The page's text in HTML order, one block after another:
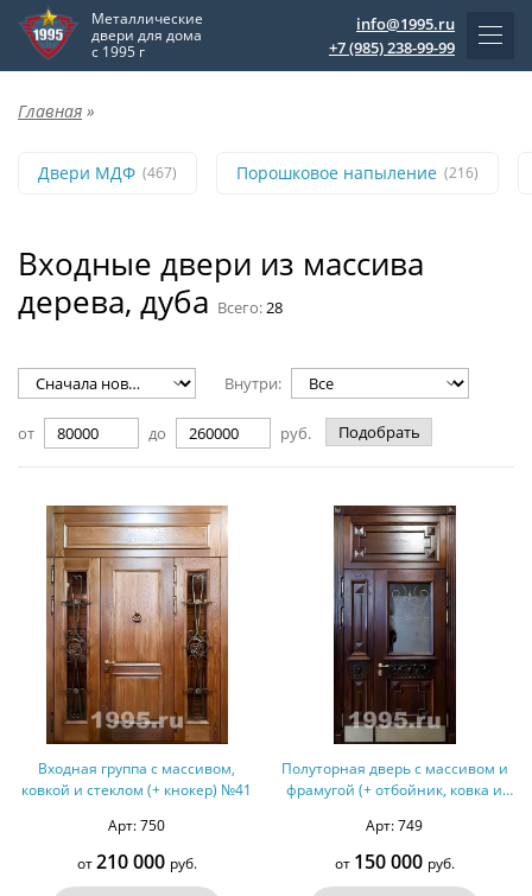
Металлические
двери для дома
с 1995 г
info@1995.ru
+7 (985) 238-99-99
Главная »
Двери МДФ (467) Порошковое напыление (216)
Входные двери из массива
дерева, дуба Всего:28
Внутри:
от до руб. Подобрать
Входная группа с массивом,
ковкой и стеклом (+ кнокер) №41
Арт: 750
от210 000 руб.
Полуторная дверь с массивом и
фрамугой (+ отбойник, ковка и
Арт: 749
от 150 000 руб.